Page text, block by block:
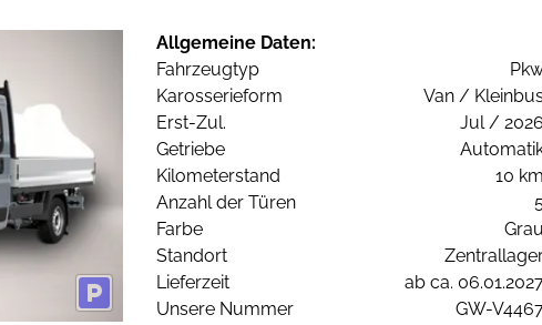
Allgemeine Daten:
Fahrzeugtyp
Karosserieform
Van / Kleinbus
Erst-Zul.
Jul / 2026
Getriebe
Kilometerstand
10 km
Anzahl der Türen
Farbe
Grau
Standort
Lieferzeit
ab ca.
Unsere Nummer
GW-